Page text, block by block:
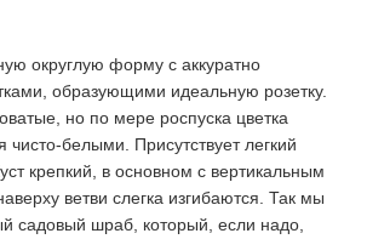
округлую форму с аккуратно
образующими идеальную розетку.
но по мере роспуска цветка
чисто-белыми. Присутствует легкий
крепкий, в основном с вертикальным
ветви слегка изгибаются. Так мы
садовый шраб, который, если надо,